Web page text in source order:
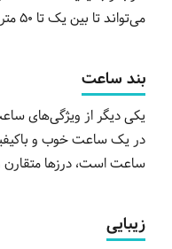
می‌تواند تا بین یک تا 50 متر زیر آب تاب بیاورد.
بند ساعت
یکی دیگر از ویژگی‌های
در یک ساعت خوب و
ساعت است، درزها
زیبایی